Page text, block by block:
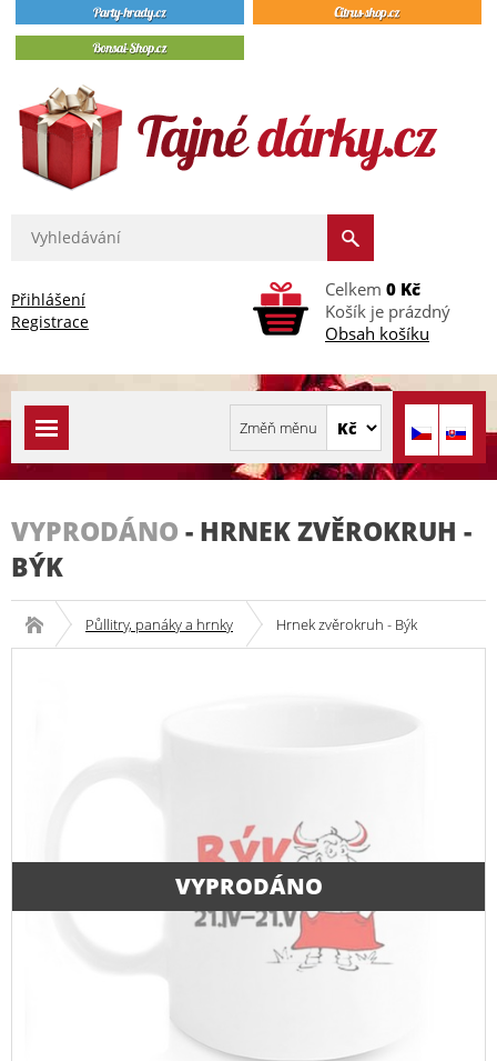
Přihlášení
Registrace
Celkem 0 Kč
Košík je prázdný
Obsah košíku
VYPRODÁNO - HRNEK ZVĚROKRUH -
BÝK
Půllitry, panáky a hrnky Hrnek zvěrokruh - Býk
VYPRODÁNO